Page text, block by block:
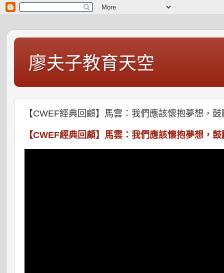
廖夫子教育天空
【CWEF經典回顧】馬雲：我們應該懷抱夢想，
【CWEF經典回顧】馬雲：我們應該懷抱夢想，